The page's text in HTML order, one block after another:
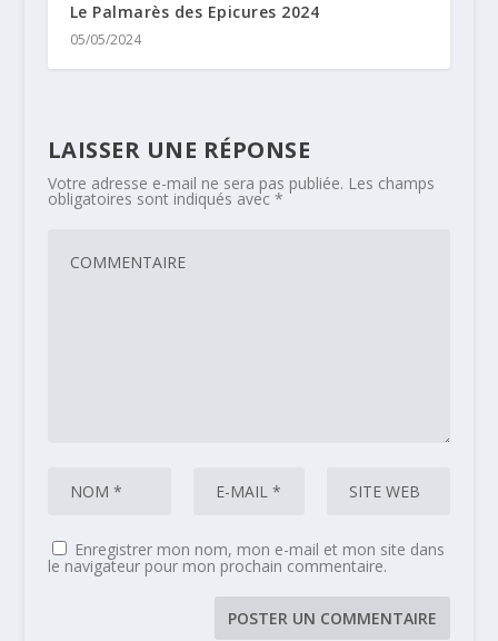
Le Palmarès des Epicures 2024
05/05/2024
LAISSER UNE RÉPONSE
Votre adresse e-mail ne sera pas publiée. Les champs
obligatoires sont indiqués avec *
Enregistrer mon nom, mon e-mail et mon site dans
le navigateur pour mon prochain commentaire.